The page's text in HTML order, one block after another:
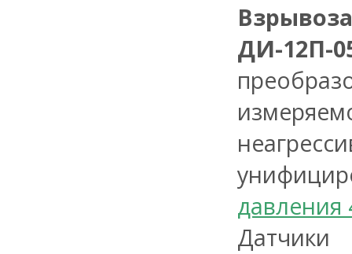
ДИ-12П-
давления